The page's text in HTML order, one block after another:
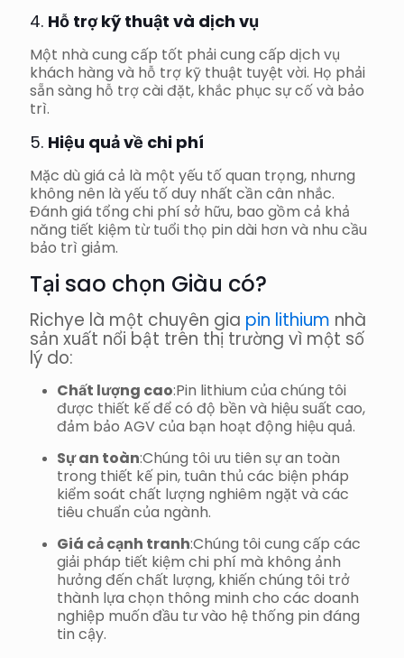
4. Hỗ trợ kỹ thuật và dịch vụ
Một nhà cung cấp tốt phải cung cấp dịch vụ
khách hàng và hỗ trợ kỹ thuật tuyệt vời. Họ phải
sẵn sàng hỗ trợ cài đặt, khắc phục sự cố và bảo
trì.
5. Hiệu quả về chi phí
Mặc dù giá cả là một yếu tố quan trọng, nhưng
không nên là yếu tố duy nhất cần cân nhắc.
Đánh giá tổng chi phí sở hữu, bao gồm cả khả
năng tiết kiệm từ tuổi thọ pin dài hơn và nhu cầu
bảo trì giảm.
Tại sao chọn Giàu có?
Richye là một chuyên gia pin lithium nhà
sản xuất nổi bật trên thị trường vì một số
lý do:
Chất lượng cao:Pin lithium của chúng tôi
được thiết kế để có độ bền và hiệu suất cao,
đảm bảo AGV của bạn hoạt động hiệu quả.
Sự an toàn:Chúng tôi ưu tiên sự an toàn
trong thiết kế pin, tuân thủ các biện pháp
kiểm soát chất lượng nghiêm ngặt và các
tiêu chuẩn của ngành.
Giá cả cạnh tranh:Chúng tôi cung cấp các
giải pháp tiết kiệm chi phí mà không ảnh
hưởng đến chất lượng, khiến chúng tôi trở
thành lựa chọn thông minh cho các doanh
nghiệp muốn đầu tư vào hệ thống pin đáng
tin cậy.